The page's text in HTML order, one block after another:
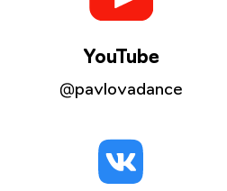
YouTube
@pavlovadance